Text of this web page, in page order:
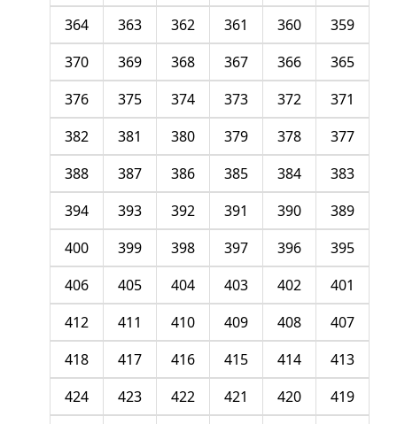
359
360
361
362
363
364
365
366
367
368
369
370
371
372
373
374
375
376
377
378
379
380
381
382
383
384
385
386
387
388
389
390
391
392
393
394
395
396
397
398
399
400
401
402
403
404
405
406
407
408
409
410
411
412
413
414
415
416
417
418
419
420
421
422
423
424